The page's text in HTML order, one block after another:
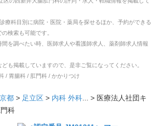
療科目別に病院・医院・薬局を探せるほか、予約ができる
検索も可能です。
を調べたい時、医師求人や看護師求人、薬剤師求人情報
も掲載していますので、是非ご覧になってください。
/ 胃腸科 / 肛門科 / かかりつけ
都 > 足立区 > 内科 外科... > 医療法人社団キ
科